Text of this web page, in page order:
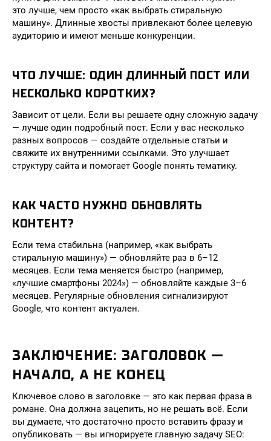
это лучше, чем просто «как выбрать стиральную
машину». Длинные хвосты привлекают более целевую
аудиторию и имеют меньше конкуренции.
ЧТО ЛУЧШЕ: ОДИН ДЛИННЫЙ ПОСТ ИЛИ
НЕСКОЛЬКО КОРОТКИХ?
Зависит от цели. Если вы решаете одну сложную задачу
— лучше один подробный пост. Если у вас несколько
разных вопросов — создайте отдельные статьи и
свяжите их внутренними ссылками. Это улучшает
структуру сайта и помогает Google понять тематику.
КАК ЧАСТО НУЖНО ОБНОВЛЯТЬ
КОНТЕНТ?
Если тема стабильна (например, «как выбрать
стиральную машину») — обновляйте раз в 6–12
месяцев. Если тема меняется быстро (например,
«лучшие смартфоны 2024») — обновляйте каждые 3–6
месяцев. Регулярные обновления сигнализируют
Google, что контент актуален.
ЗАКЛЮЧЕНИЕ: ЗАГОЛОВОК —
НАЧАЛО, А НЕ КОНЕЦ
Ключевое слово в заголовке — это как первая фраза в
романе. Она должна зацепить, но не решать всё. Если
вы думаете, что достаточно просто вставить фразу и
опубликовать — вы игнорируете главную задачу SEO: